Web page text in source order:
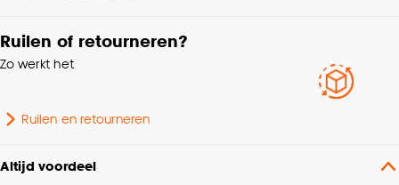
Ruilen of retourneren?
Zo werkt het
Ruilen en retourneren
Altijd voordeel